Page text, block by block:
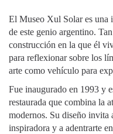
El Museo Xul Solar es una
de este genio argentino.
construcción en la que él
para reflexionar sobre los
arte como vehículo para
Fue inaugurado en 1993 y
restaurada que combina la
modernos. Su diseño invita
inspiradora y a adentrarte